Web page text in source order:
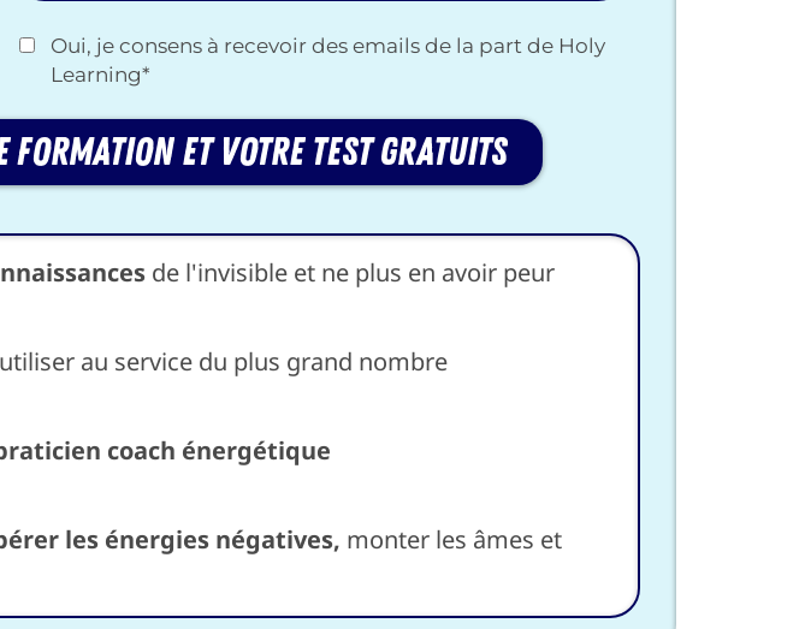
Oui, je consens à recevoir des emails de la part de Holy
Learning*
et votre test gratuits
de l'invisible et ne plus en avoir peur
au service du plus grand nombre
coach énergétique
les énergies négatives, monter les âmes et